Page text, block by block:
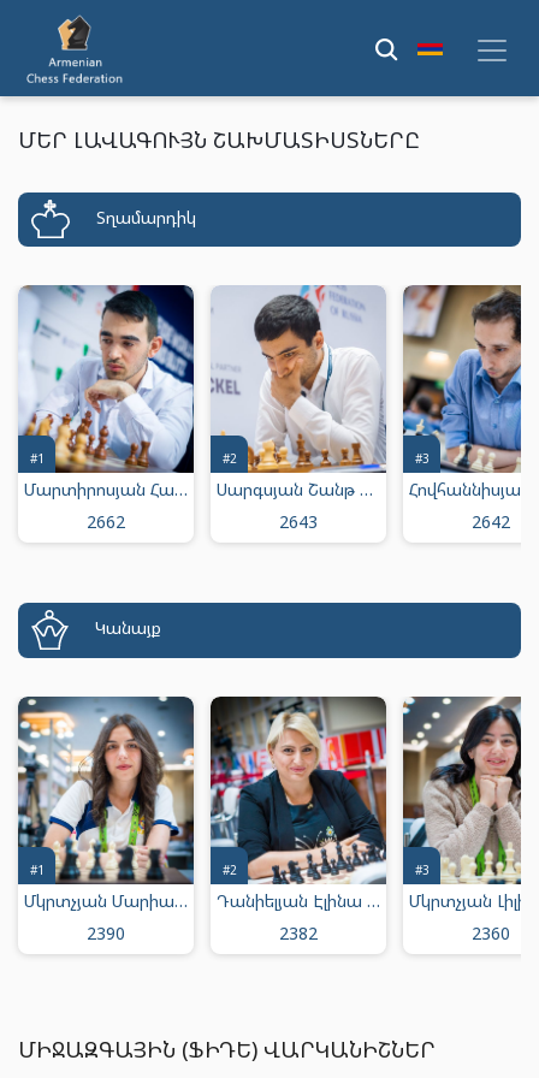
ՄԵՐ ԼԱՎԱԳՈՒՅՆ ՇԱԽՄԱՏԻՍՏՆԵՐԸ
Տղամարդիկ
Մարտիրոսյան Հայկ Միքայելի
2662
#1
Սարգսյան Շանթ Մուրադի
2643
#2
2642
#3
Կանայք
Մկրտչյան Մարիամ Արմենի
2390
#1
Դանիելյան Էլինա Յուրայի
2382
#2
2360
#3
ՄԻՋԱԶԳԱՅԻՆ (ՖԻԴԵ) ՎԱՐԿԱՆԻՇՆԵՐ